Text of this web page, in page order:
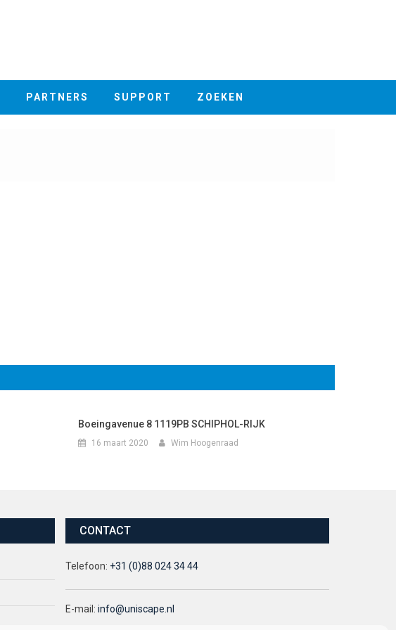
PARTNERS SUPPORT ZOEKEN
Boeingavenue 8 1119PB SCHIPHOL-RIJK
16 maart 2020 Wim Hoogenraad
CONTACT
Telefoon: +31 (0)88 024 34 44
E-mail:info@uniscape.nl